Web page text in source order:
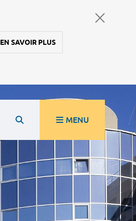
EN SAVOIR PLUS
MENU